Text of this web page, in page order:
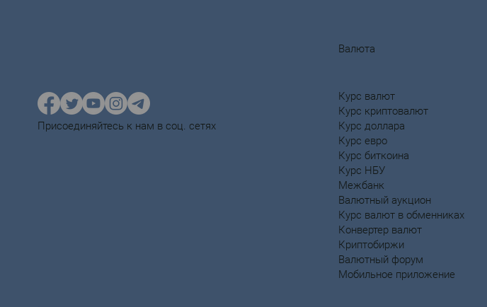
Валюта
Курс валют
Курс криптовалют
Курс доллара
Курс евро
Курс биткоина
Курс НБУ
Межбанк
Валютный аукцион
Курс валют в обменниках
Конвертер валют
Криптобиржи
Валютный форум
Мобильное приложение
Присоединяйтесь к нам в соц. сетях